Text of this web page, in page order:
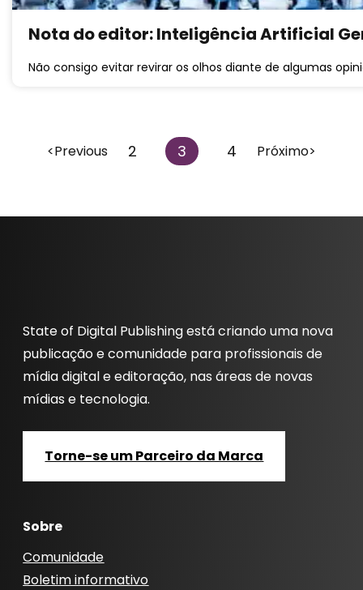
Nota do editor: Inteligência Artificial
Não consigo evitar revirar os olhos diante de algumas
<Previous 2 3 4 Próximo>
State of Digital Publishing está criando uma nova
publicação e comunidade para profissionais de
mídia digital e editoração, nas áreas de novas
mídias e tecnologia.
Torne-se um Parceiro da Marca
Sobre
Comunidade
Boletim informativo